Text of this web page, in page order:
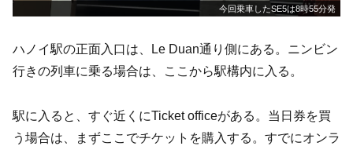
今回乗車したSE5は8時55分発
ハノイ駅の正面入口は、Le Duan通り側にある。ニンビン
行きの列車に乗る場合は、ここから駅構内に入る。
駅に入ると、すぐ近くにTicket officeがある。当日券を買
う場合は、まずここでチケットを購入する。すでにオンラ